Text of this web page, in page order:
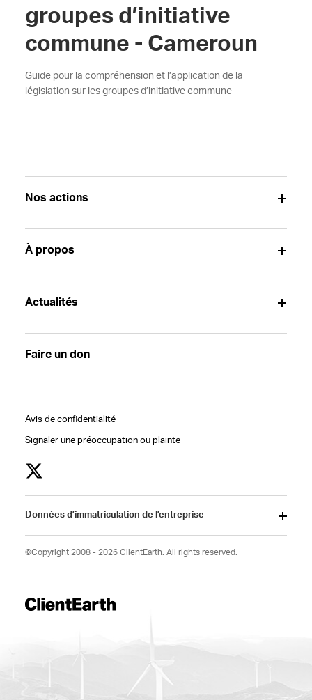
groupes d’initiative
commune - Cameroun
Guide pour la compréhension et l’application de la
législation sur les groupes d’initiative commune
Nos actions
À propos
Actualités
Faire un don
Avis de confidentialité
Signaler une préoccupation ou plainte
Données d’immatriculation de l’entreprise
©Copyright 2008 - 2026 ClientEarth. All rights reserved.